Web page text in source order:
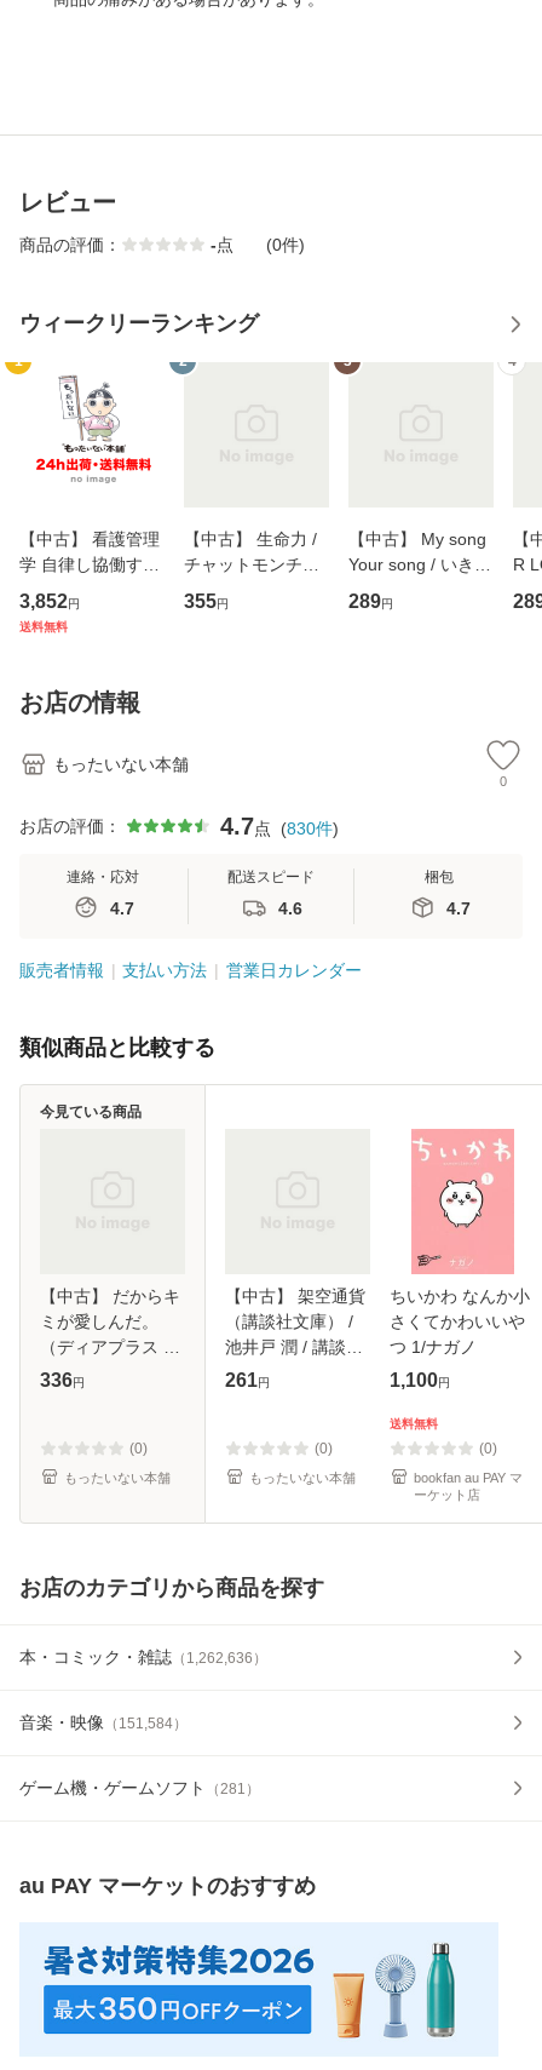
レビュー
商品の評価： -点 (0件)
ウィークリーランキング
1
【中古】 看護管理
学 自律し協働する
専門職の看護マネ
ジメントスキル 改
恵 藤本幸三 / 南江
堂 [単行
3,852円
送料無料
2
【中古】 生命力 /
チャットモンチー /
キューンレコード
[CD]【メール便送
355円
3
【中古】 My song
Your song / いきも
のがかり / [CD]
【メール便送料無
289円
4
【
R
産
お店の情報
もったいない本舗
0
お店の評価： 4.7点 (830件)
連絡・応対
4.7
配送スピード
4.6
梱包
4.7
販売者情報 支払い方法 営業日カレンダー
類似商品と比較する
【中古】 だからキ
ミが愛しんだ。
（ディアプラス コ
ミックス） / 花村
送料無料】
336円
(0)
もったいない本舗
今見ている商品
【中古】 架空通貨
（講談社文庫） /
池井戸 潤 / 講談社
[文庫]【メール便送
261円
(0)
もったいない本舗
ちいかわ なんか小
さくてかわいいや
つ 1/ナガノ
1,100円
送料無料
(0)
bookfan au PAY マ
ーケット店
お店のカテゴリから商品を探す
本・コミック・雑誌 （ 1,262,636 ）
音楽・映像 （ 151,584）
ゲーム機・ゲームソフト （281 ）
au PAY マーケットのおすすめ